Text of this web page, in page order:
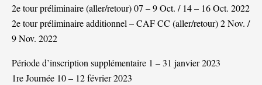
2e tour préliminaire (aller/retour) 07 – 9 Oct. / 14 – 16 Oct. 2022
2e tour préliminaire additionnel – CAF CC (aller/retour) 2 Nov. /
9 Nov. 2022
Période d’inscription supplémentaire 1 – 31 janvier 2023
1re Journée 10 – 12 février 2023